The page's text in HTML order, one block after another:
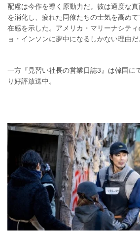
配慮は今作を導く原動力だ。彼は適度な
を消化し、疲れた同僚たちの士気を高めて
在感を示した。アメリカ・マリーナシテ
ョ・インソンに夢中になるしかない理由だ
一方『見習い社長の営業日誌3』は韓国に
り好評放送中。